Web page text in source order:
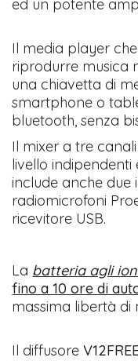
ed un potente
Il media player
riprodurre musica
una chiavetta di
smartphone o
bluetooth, senza
Il mixer a tre
livello
include anche due
radiomicrofoni
ricevitore USB.
La batteria agli
fino a 10 ore di
massima libertà di
Il diffusore